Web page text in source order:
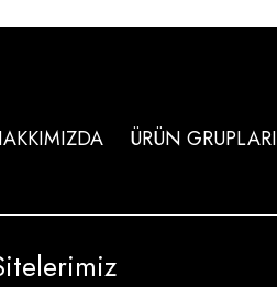
ÜRÜN GRUPLARI